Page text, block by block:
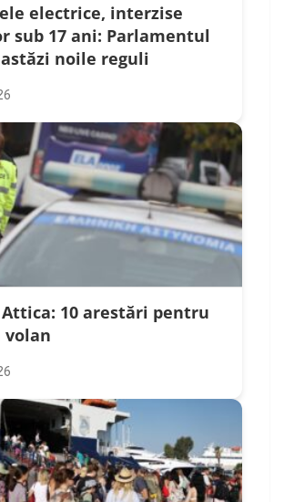
electrice, interzise
sub 17 ani: Parlamentul
noile reguli
10 arestări pentru
volan